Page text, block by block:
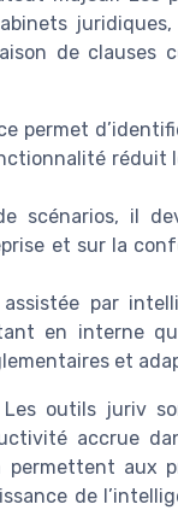
juridiques,
de clauses
permet
réduit
scénarios, il
et sur la
par
en interne
et
outils juriv
accrue
permettent aux
de